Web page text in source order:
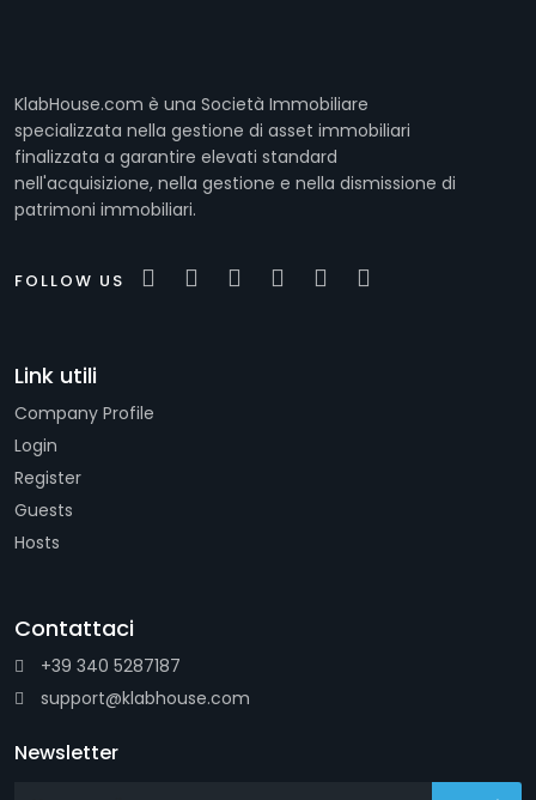
KlabHouse.com è una Società Immobiliare
specializzata nella gestione di asset immobiliari
finalizzata a garantire elevati standard
nell'acquisizione, nella gestione e nella dismissione di
patrimoni immobiliari.
FOLLOW US
Link utili
Company Profile
Login
Register
Guests
Hosts
Contattaci
+39 340 5287187
support@klabhouse.com
Newsletter